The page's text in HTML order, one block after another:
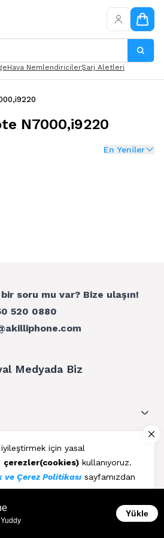
için yasal
çerezler(cookies) kullanıyoruz.
ve Çerez Politikası sayfamızdan
Kabul Et
Hava NemlendiricilerŞarj Aletleri
N7000,i9220
En Yeniler
soru mu var? Bize ulaşın!
520 0880
Medyada Biz
Yükle